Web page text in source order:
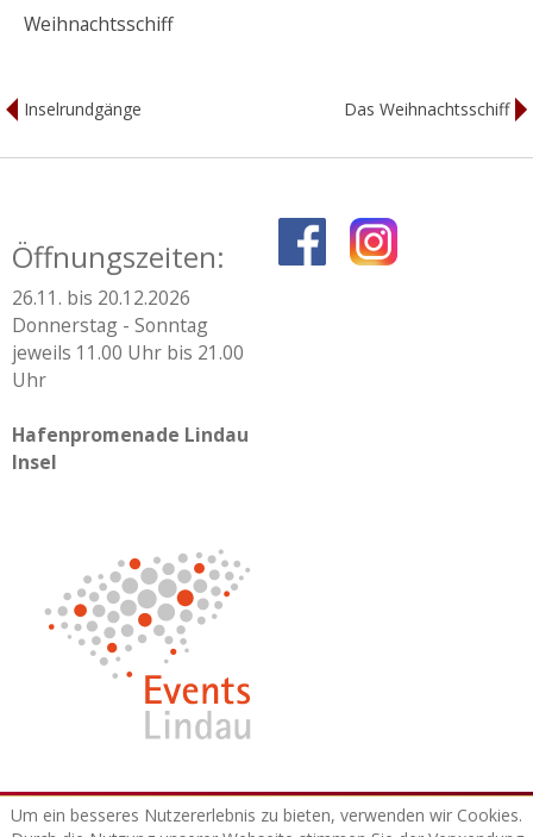
Weihnachtsschiff
Inselrundgänge Das Weihnachtsschiff
Öffnungszeiten:
26.11. bis 20.12.2026
Donnerstag - Sonntag
jeweils 11.00 Uhr bis 21.00
Uhr
Hafenpromenade Lindau
Insel
© 2026 Lindauer Hafenweihnacht
Um ein besseres Nutzererlebnis zu bieten, verwenden wir Cookies.